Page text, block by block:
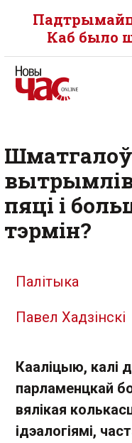
Каб было
пяці і
тэрмін?
Палітыка
Павел Хадзінскі
Кааліцыю, калі
парламенцкай
вялікая
ідэалогіямі,